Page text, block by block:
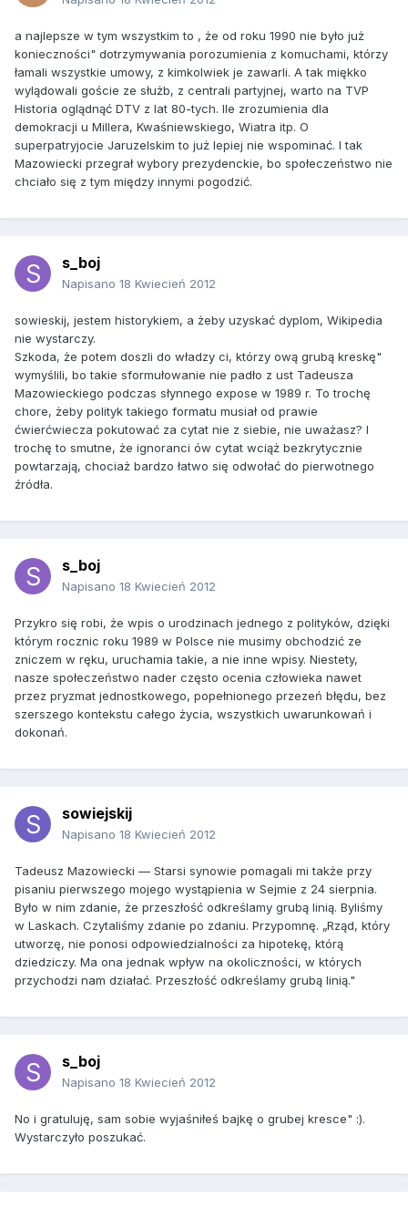
a najlepsze w tym wszystkim to , że od roku 1990 nie było już
konieczności" dotrzymywania porozumienia z komuchami, którzy
łamali wszystkie umowy, z kimkolwiek je zawarli. A tak miękko
wylądowali goście ze służb, z centrali partyjnej, warto na TVP
Historia oglądnąć DTV z lat 80-tych. Ile zrozumienia dla
demokracji u Millera, Kwaśniewskiego, Wiatra itp. O
superpatryjocie Jaruzelskim to już lepiej nie wspominać. I tak
Mazowiecki przegrał wybory prezydenckie, bo społeczeństwo nie
chciało się z tym między innymi pogodzić.
s_boj
Napisano 18 Kwiecień 2012
sowieskij, jestem historykiem, a żeby uzyskać dyplom, Wikipedia
nie wystarczy.
Szkoda, że potem doszli do władzy ci, którzy ową grubą kreskę"
wymyślili, bo takie sformułowanie nie padło z ust Tadeusza
Mazowieckiego podczas słynnego expose w 1989 r. To trochę
chore, żeby polityk takiego formatu musiał od prawie
ćwierćwiecza pokutować za cytat nie z siebie, nie uważasz? I
trochę to smutne, że ignoranci ów cytat wciąż bezkrytycznie
powtarzają, chociaż bardzo łatwo się odwołać do pierwotnego
źródła.
s_boj
Napisano 18 Kwiecień 2012
Przykro się robi, że wpis o urodzinach jednego z polityków, dzięki
którym rocznic roku 1989 w Polsce nie musimy obchodzić ze
zniczem w ręku, uruchamia takie, a nie inne wpisy. Niestety,
nasze społeczeństwo nader często ocenia człowieka nawet
przez pryzmat jednostkowego, popełnionego przezeń błędu, bez
szerszego kontekstu całego życia, wszystkich uwarunkowań i
dokonań.
sowiejskij
Napisano 18 Kwiecień 2012
Tadeusz Mazowiecki — Starsi synowie pomagali mi także przy
pisaniu pierwszego mojego wystąpienia w Sejmie z 24 sierpnia.
Było w nim zdanie, że przeszłość odkreślamy grubą linią. Byliśmy
w Laskach. Czytaliśmy zdanie po zdaniu. Przypomnę. „Rząd, który
utworzę, nie ponosi odpowiedzialności za hipotekę, którą
dziedziczy. Ma ona jednak wpływ na okoliczności, w których
przychodzi nam działać. Przeszłość odkreślamy grubą linią."
s_boj
Napisano 18 Kwiecień 2012
No i gratuluję, sam sobie wyjaśniłeś bajkę o grubej kresce" :).
Wystarczyło poszukać.